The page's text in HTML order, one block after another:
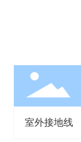
室外接地线